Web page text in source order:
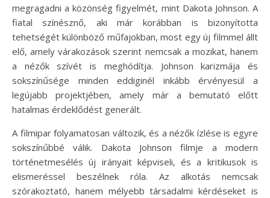
megragadni a közönség figyelmét, mint Dakota Johnson. A
fiatal színésznő, aki már korábban is bizonyította
tehetségét különböző műfajokban, most egy új filmmel állt
elő, amely várakozások szerint nemcsak a mozikat, hanem
a nézők szívét is meghódítja. Johnson karizmája és
sokszínűsége minden eddiginél inkább érvényesül a
legújabb projektjében, amely már a bemutató előtt
hatalmas érdeklődést generált.
A filmipar folyamatosan változik, és a nézők ízlése is egyre
sokszínűbbé válik. Dakota Johnson filmje a modern
történetmesélés új irányait képviseli, és a kritikusok is
elismeréssel beszélnek róla. Az alkotás nemcsak
szórakoztató, hanem mélyebb társadalmi kérdéseket is